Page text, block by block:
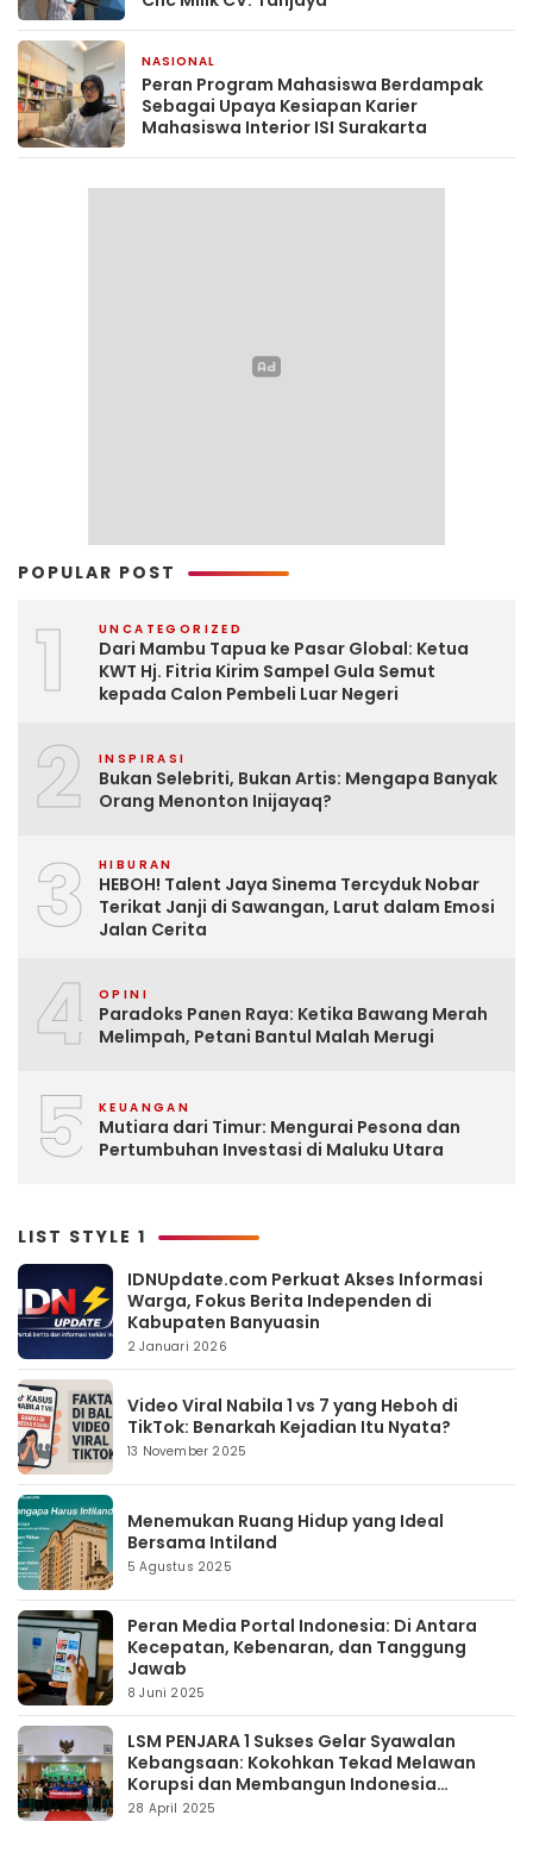
NASIONAL
Peran Program Mahasiswa Berdampak
Sebagai Upaya Kesiapan Karier
Mahasiswa Interior ISI Surakarta
POPULAR POST
1 UNCATEGORIZED
Dari Mambu Tapua ke Pasar Global: Ketua
KWT Hj. Fitria Kirim Sampel Gula Semut
kepada Calon Pembeli Luar Negeri
2 INSPIRASI
Bukan Selebriti, Bukan Artis: Mengapa Banyak
Orang Menonton Inijayaq?
3 HIBURAN
HEBOH! Talent Jaya Sinema Tercyduk Nobar
Terikat Janji di Sawangan, Larut dalam Emosi
Jalan Cerita
4 OPINI
Paradoks Panen Raya: Ketika Bawang Merah
Melimpah, Petani Bantul Malah Merugi
5 KEUANGAN
Mutiara dari Timur: Mengurai Pesona dan
Pertumbuhan Investasi di Maluku Utara
LIST STYLE 1
IDNUpdate.com Perkuat Akses Informasi
Warga, Fokus Berita Independen di
Kabupaten Banyuasin
2 Januari 2026
Video Viral Nabila 1 vs 7 yang Heboh di
TikTok: Benarkah Kejadian Itu Nyata?
13 November 2025
Menemukan Ruang Hidup yang Ideal
Bersama Intiland
5 Agustus 2025
Peran Media Portal Indonesia: Di Antara
Kecepatan, Kebenaran, dan Tanggung
Jawab
8 Juni 2025
LSM PENJARA 1 Sukses Gelar Syawalan
Kebangsaan: Kokohkan Tekad Melawan
Korupsi dan Membangun Indonesia
Berintegritas
28 April 2025